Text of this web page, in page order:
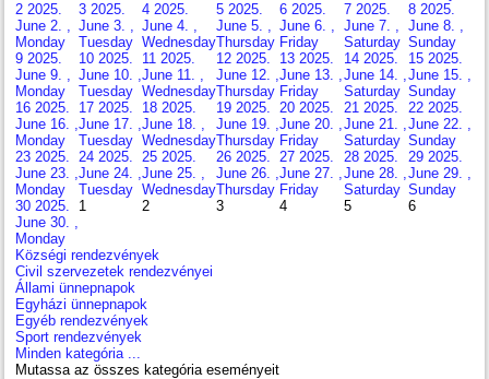
2 2025.
June 2. ,
Monday
3 2025.
June 3. ,
Tuesday
4 2025.
June 4. ,
Wednesday
5 2025.
June 5. ,
Thursday
6 2025.
June 6. ,
Friday
7 2025.
June 7. ,
Saturday
8 2025.
June 8. ,
Sunday
9 2025.
June 9. ,
Monday
10 2025.
June 10. ,
Tuesday
11 2025.
June 11. ,
Wednesday
12 2025.
June 12. ,
Thursday
13 2025.
June 13. ,
Friday
14 2025.
June 14. ,
Saturday
15 2025.
June 15. ,
Sunday
16 2025.
June 16. ,
Monday
17 2025.
June 17. ,
Tuesday
18 2025.
June 18. ,
Wednesday
19 2025.
June 19. ,
Thursday
20 2025.
June 20. ,
Friday
21 2025.
June 21. ,
Saturday
22 2025.
June 22. ,
Sunday
23 2025.
June 23. ,
Monday
24 2025.
June 24. ,
Tuesday
25 2025.
June 25. ,
Wednesday
26 2025.
June 26. ,
Thursday
27 2025.
June 27. ,
Friday
28 2025.
June 28. ,
Saturday
29 2025.
June 29. ,
Sunday
30 2025.
June 30. ,
Monday
1 2 3 4 5 6
Községi rendezvények
Civil szervezetek rendezvényei
Állami ünnepnapok
Egyházi ünnepnapok
Egyéb rendezvények
Sport rendezvények
Minden kategória ...
Mutassa az összes kategória eseményeit